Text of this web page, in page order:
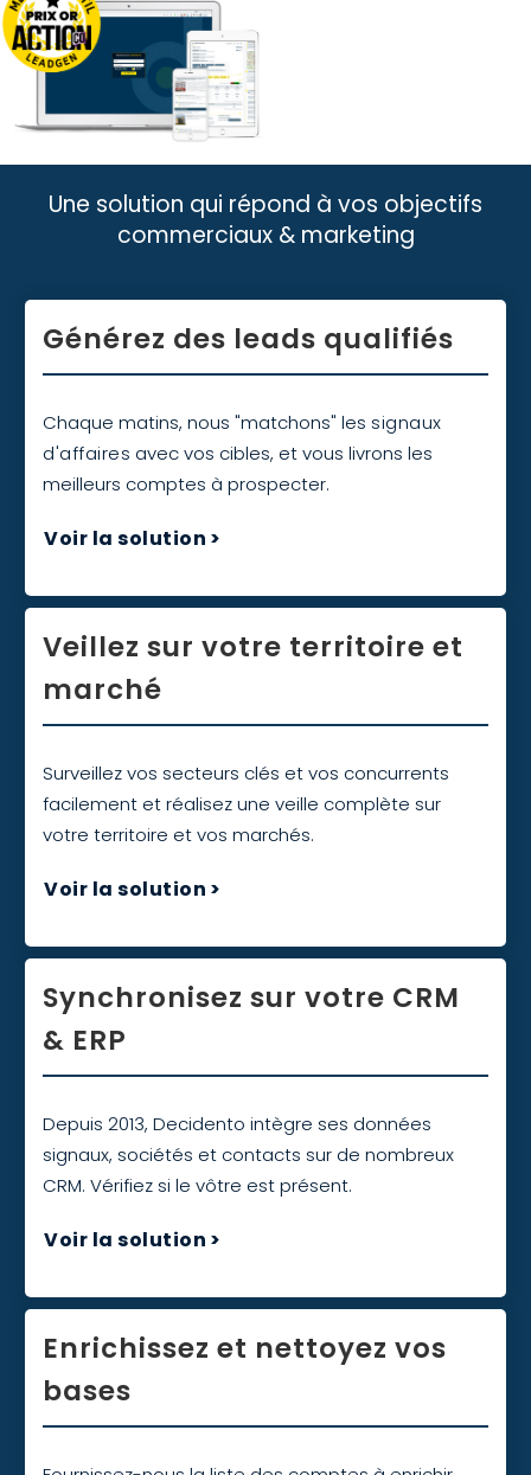
Une solution qui répond à vos objectifs
commerciaux & marketing
Générez des leads qualifiés
Chaque matins, nous "matchons" les signaux
d'affaires avec vos cibles, et vous livrons les
meilleurs comptes à prospecter.
Voir la solution >
Veillez sur votre territoire et
marché
Surveillez vos secteurs clés et vos concurrents
facilement et réalisez une veille complète sur
votre territoire et vos marchés.
Voir la solution >
Synchronisez sur votre CRM
& ERP
Depuis 2013, Decidento intègre ses données
signaux, sociétés et contacts sur de nombreux
CRM. Vérifiez si le vôtre est présent.
Voir la solution >
Enrichissez et nettoyez vos
bases